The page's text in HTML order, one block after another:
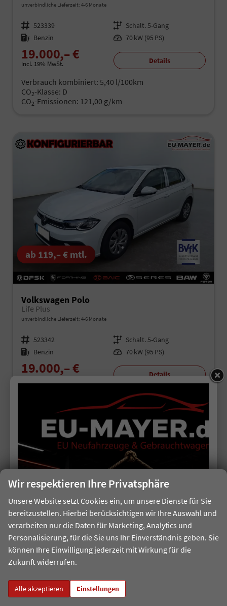
unverbindliche Lieferzeit: 4-6 Monate
Fahrzeugnr. 523339 Getriebe Schalt. 5-Gang
Kraftstoff Benzin Leistung 70 kW (95 PS)
19.000,– €
incl. 19% MwSt. Details
Verbrauch kombiniert: 5,40 l/100km
CO2-Klasse: D
CO2-Emissionen: 121,00 g/km
ab 119,– € mtl.
Volkswagen Polo
Life Plus
unverbindliche Lieferzeit: 4-6 Monate
Fahrzeugnr. 523342 Getriebe Schalt. 5-Gang
Kraftstoff Benzin Leistung 70 kW (95 PS)
19.000,– €
incl. 19% MwSt. Details
5,40 l/100km
-Emissionen:
ab 125,– € mtl.
Wir respektieren Ihre Privatsphäre
Unsere Website setzt Cookies ein, um unsere Dienste für Sie
bereitzustellen. Hierbei berücksichtigen wir Ihre Auswahl und
verarbeiten nur die Daten für Marketing, Analytics und
Personalisierung, für die Sie uns Ihr Einverständnis geben. Sie
können Ihre Einwilligung jederzeit mit Wirkung für die
Zukunft widerrufen.
Alle akzeptieren Einstellungen